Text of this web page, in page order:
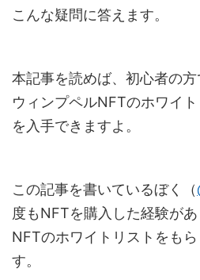
こんな疑問に答えます。
本記事を読めば、初心者の
ウィンプペルNFTのホワイト
を入手できますよ。
この記事を書いているぼく（
度もNFTを購入した経験が
NFTのホワイトリストをも
す。